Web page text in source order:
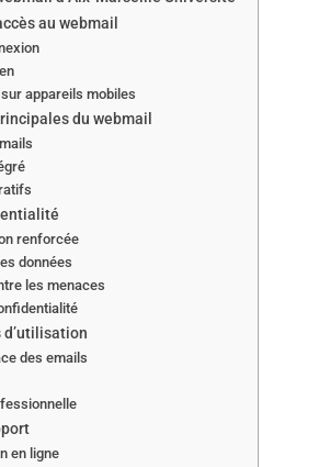
au webmail
appareils mobiles
du webmail
renforcée
données
les menaces
des emails
en ligne